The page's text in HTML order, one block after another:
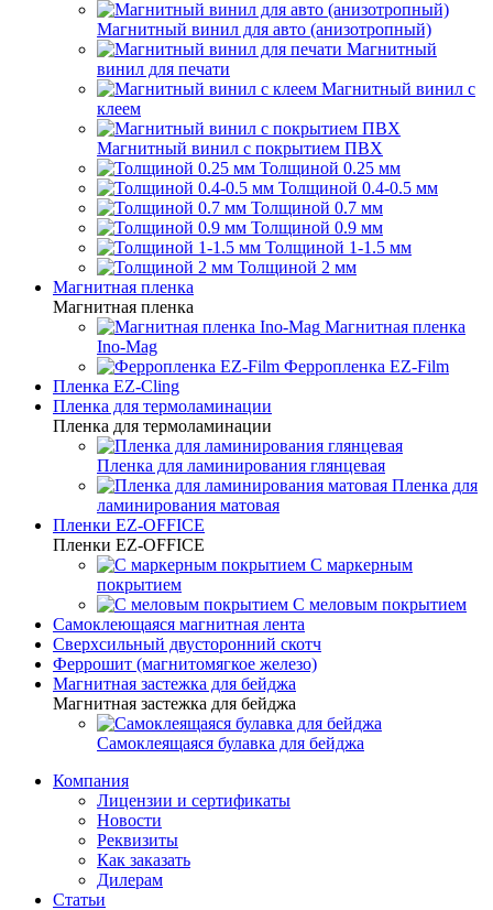
Магнитный винил для авто (анизотропный)
Магнитный
винил для печати
Магнитный винил с
клеем
Магнитный винил с покрытием ПВХ
Толщиной 0.25 мм
Толщиной 0.4-0.5 мм
Толщиной 0.7 мм
Толщиной 0.9 мм
Толщиной 1-1.5 мм
Толщиной 2 мм
Магнитная пленка
Магнитная пленка
Магнитная пленка
Ino-Mag
Ферропленка EZ-Film
Пленка EZ-Cling
Пленка для термоламинации
Пленка для термоламинации
Пленка для ламинирования глянцевая
Пленка для
ламинирования матовая
Пленки EZ-OFFICE
Пленки EZ-OFFICE
С маркерным
покрытием
С меловым покрытием
Самоклеющаяся магнитная лента
Сверхсильный двусторонний скотч
Феррошит (магнитомягкое железо)
Магнитная застежка для бейджа
Магнитная застежка для бейджа
Самоклеящаяся булавка для бейджа
Компания
Лицензии и сертификаты
Новости
Реквизиты
Как заказать
Дилерам
Статьи